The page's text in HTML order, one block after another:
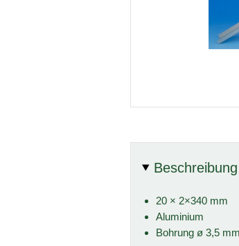
Beschreibung
20 × 2×340 mm
Aluminium
Bohrung ø 3,5